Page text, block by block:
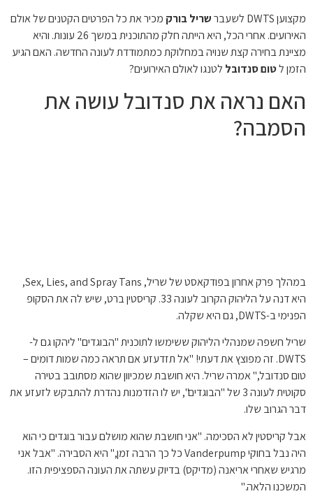
מקצוען DWTS לשעבר
שריל בורק מכיר את כל הפרטים הקטנים של אולם
האירועים. אחרי הכל, היא הייתה חלק מהתוכנית במשך 26 עונות. והיא
מציינת בחירה קצת שנויה במחלוקת כמתמודדת לעונה החדשה. האם הגיע
הזמן לטום סנדובל לטנגו לאולם האירועים?
האם נראה את סנדובל עושה את
הסמבה?
במהלך פרק אחרון בפודקאסט של שריל, Sex, Lies, and Spray Tans,
היא דנה על הליהוק הקרוב לעונה 33. קריסטין ברט, שיש לה את הסקופ
הפנימי ב-DWTS, גם היא שקלה.
שריל חשפה שמנהלי הליהוק ששימשו לתוכנית "הבוגדים" ליהקו גם ל-
DWTS. זה מפוצץ את דעתי! "אל תזדעזע אם תראה כמה שמות דומים –
טום סנדובל," אמרה שריל. היא חושבת שמכיוון שהוא מסתובב בטירה
סקוטית לעונה 3 של "הבוגדים", יש לו הזדמנות נהדרת להתבקש לזעזע את
דבר הגרוב שלו.
אבל קריסטין לא הסכימה. "אני חושבת שהוא מושלם עבור בוגדים כי הוא
היה נבל בחוקי Vanderpump כל כך הרבה זמן," היא הסבירה. "אבל אני
מרגיש שאחרי אריאנה (מדיקס) בדיוק עשתה את העונה הספציפית הזו.
המשכנו הלאה."